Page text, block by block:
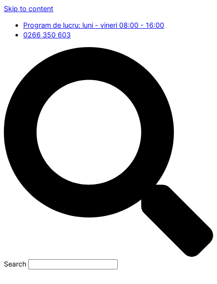
Skip to content
Program de lucru: luni - vineri 08:00 - 16:00
0266 350 603
Search